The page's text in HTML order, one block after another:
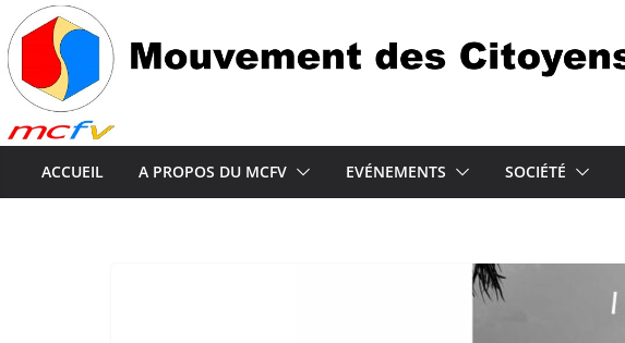
Passer
au
contenu
ACCUEIL A PROPOS DU MCFV EVÉNEMENTS SOCIÉTÉ